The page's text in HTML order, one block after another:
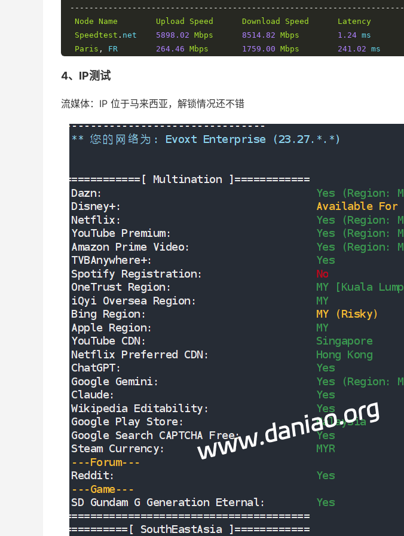
----------------------------------------------------------------------
Node Name Upload Speed Download Speed
Latency
Speedtest . net 5898.02 Mbps 8514.82 Mbps 1.24 ms
Paris , FR 264.46 Mbps 1759.00 Mbps 241.02 ms
Hong
Kong
Tokyo
, JP 474.57 Mbps 3180.17
4、IP测试
流媒体：IP 位于马来西亚，解锁情况还不错